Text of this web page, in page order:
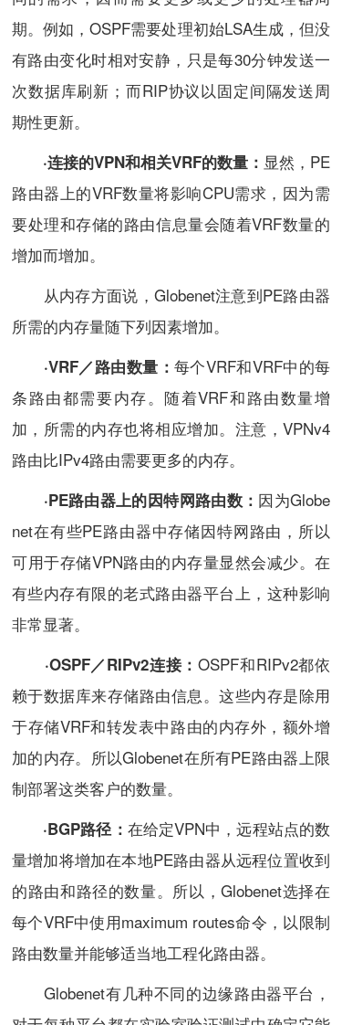
期。例如，OSPF需要处理初始LSA生成，但没
有路由变化时相对安静，只是每30分钟发送一
次数据库刷新；而RIP协议以固定间隔发送周
期性更新。
·连接的VPN和相关VRF的数量： 显然，PE
路由器上的VRF数量将影响CPU需求，因为需
要处理和存储的路由信息量会随着VRF数量的
增加而增加。
从内存方面说，Globenet注意到PE路由器
所需的内存量随下列因素增加。
·VRF／路由数量： 每个VRF和VRF中的每
条路由都需要内存。随着VRF和路由数量增
加，所需的内存也将相应增加。注意，VPNv4
路由比IPv4路由需要更多的内存。
·PE路由器上的因特网路由数： 因为Globe
net在有些PE路由器中存储因特网路由，所以
可用于存储VPN路由的内存量显然会减少。在
有些内存有限的老式路由器平台上，这种影响
非常显著。
·OSPF／RIPv2连接： OSPF和RIPv2都依
赖于数据库来存储路由信息。这些内存是除用
于存储VRF和转发表中路由的内存外，额外增
加的内存。所以Globenet在所有PE路由器上限
制部署这类客户的数量。
·BGP路径： 在给定VPN中，远程站点的数
量增加将增加在本地PE路由器从远程位置收到
的路由和路径的数量。所以，Globenet选择在
每个VRF中使用maximum routes命令，以限制
路由数量并能够适当地工程化路由器。
Globenet有几种不同的边缘路由器平台，